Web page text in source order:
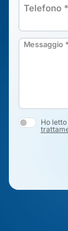
Telefono *
Messaggio *
Ho